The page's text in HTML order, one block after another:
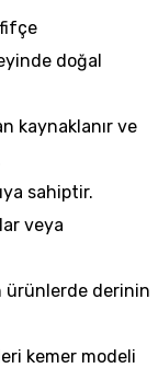
doğal
kaynaklanır ve
sahiptir.
veya
ürünlerde derinin
kemer modeli